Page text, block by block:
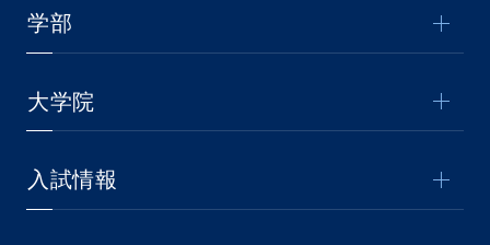
学部
大学院
入試情報